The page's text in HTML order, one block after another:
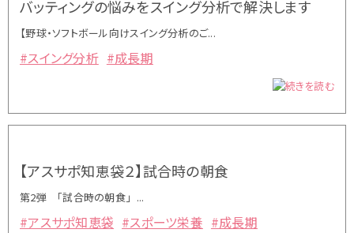
バッティングの悩みをスイング分析で解決します
【野球・ソフトボール向けスイング分析のご...
#スイング分析 #成長期
【アスサポ知恵袋２】試合時の朝食
第2弾 「試合時の朝食」 ...
#アスサポ知恵袋 #スポーツ栄養 #成長期